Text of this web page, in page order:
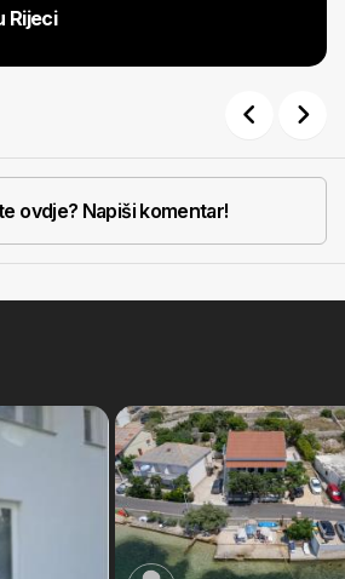
Rijeci
ovdje? Napiši komentar!